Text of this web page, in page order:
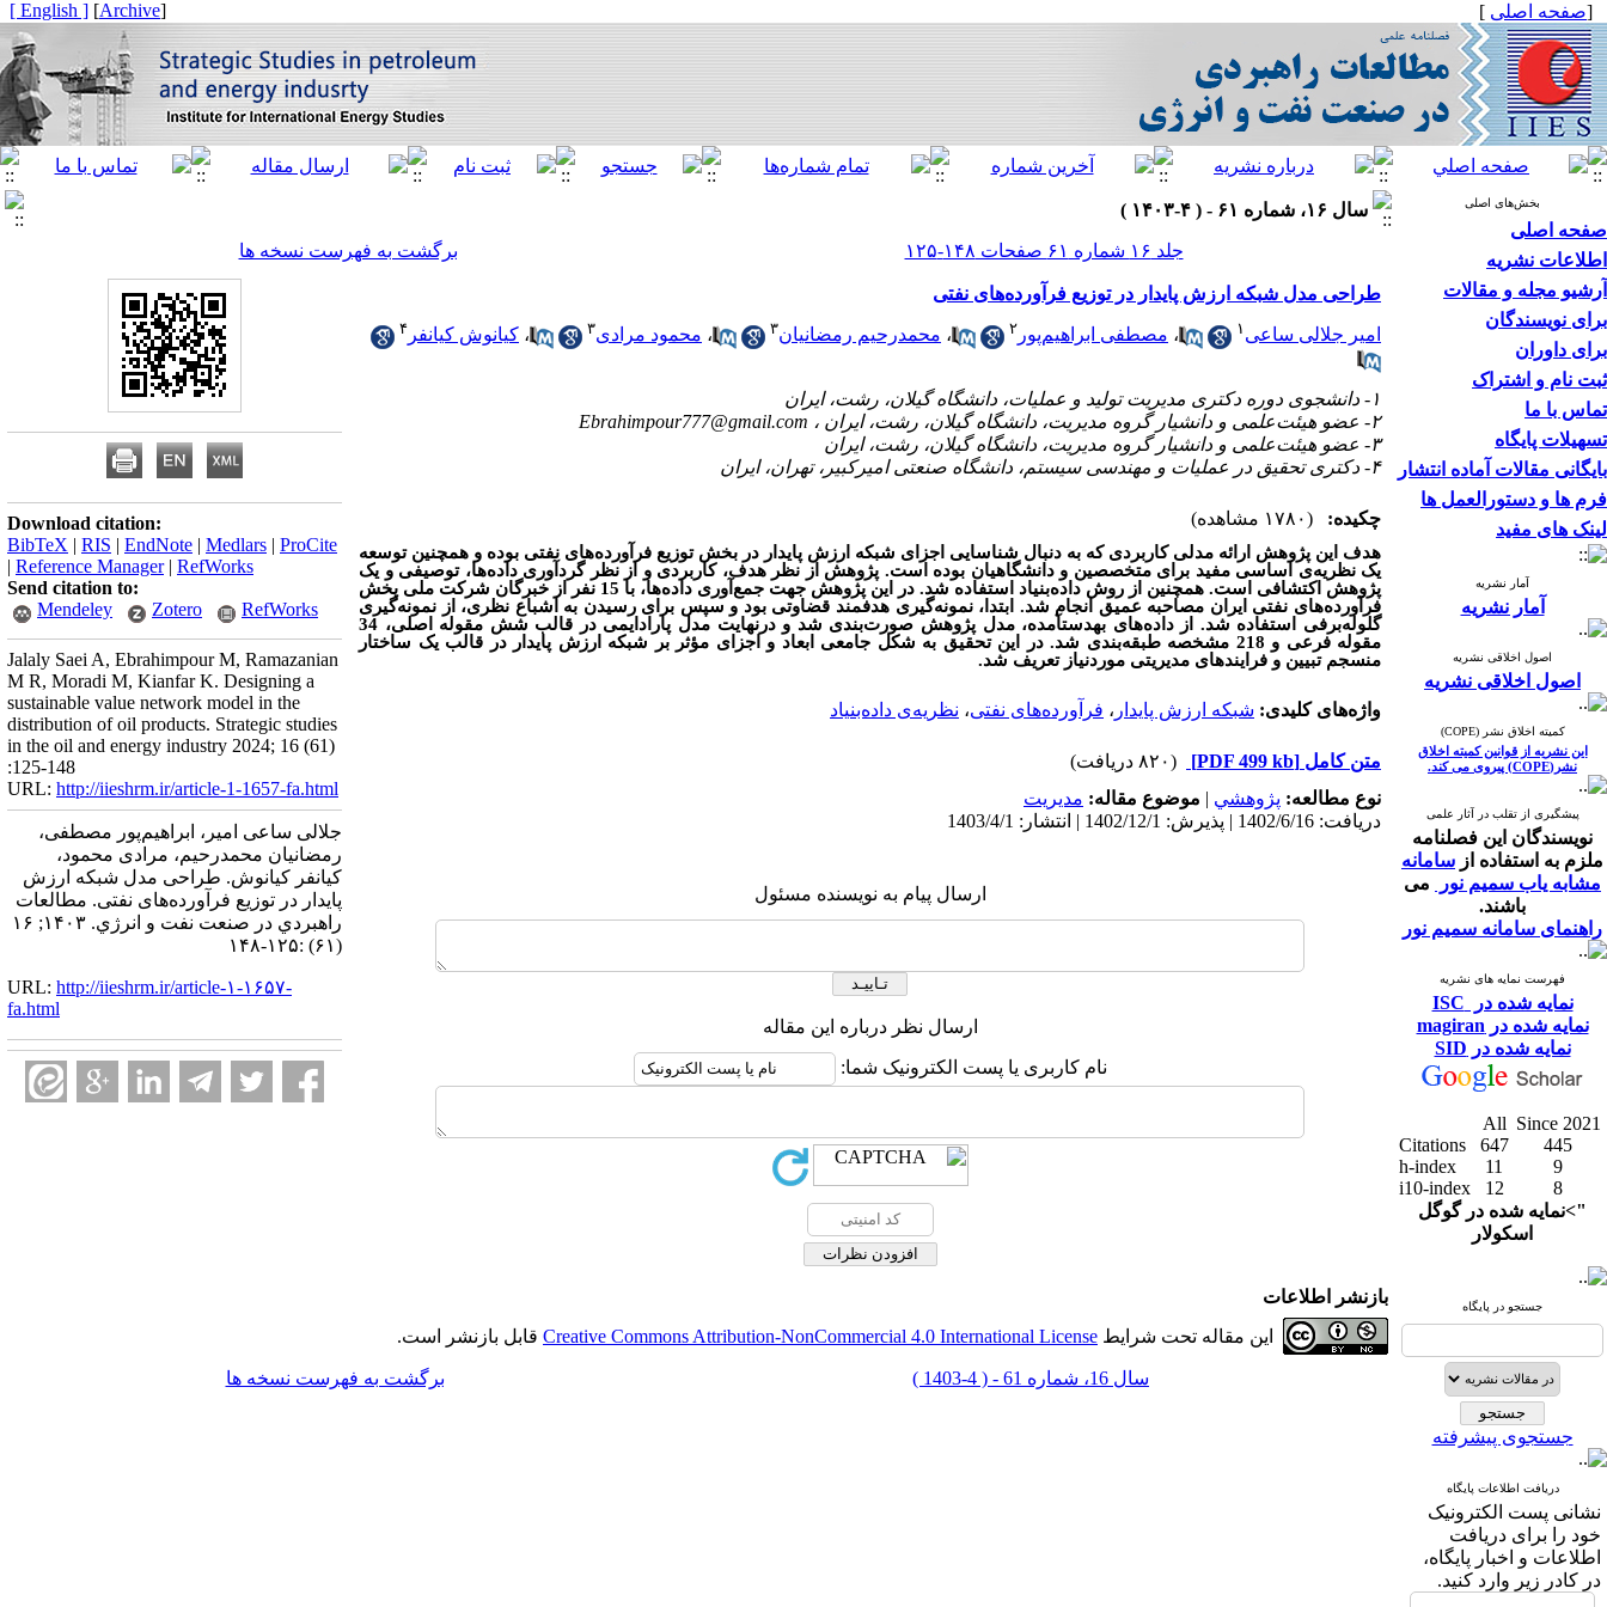
[صفحه اصلی ]
[
Archive
]
[ English ]
بخش‌های اصلی
صفحه اصلی
اطلاعات نشریه
آرشیو مجله و مقالات
برای نویسندگان
برای داوران
ثبت نام و اشتراک
تماس با ما
تسهیلات پایگاه
بایگانی مقالات آماده انتشار
فرم ها و دستورالعمل ها
لینک های مفید
آمار نشریه
آمار نشریه
اصول اخلاقی نشریه
اصول اخلاقی نشریه
کمیته اخلاق نشر (COPE)
این نشریه از قوانین کمیته اخلاق
نشر(COPE) پیروی می کند.
پیشگیری از تقلب در آثار علمی
نویسندگان این فصلنامه
ملزم به استفاده از سامانه
مشابه یاب سمیم نور
می
باشند.
راهنمای سامانه سمیم نور
فهرست نمایه های نشریه
نمایه شده در ISC
نمایه شده در magiran
نمایه شده در SID
All Since 2021
Citations
647
445
h-index
11
9
i10-index
12
8
">نمایه شده در گوگل
اسکولار
جستجو در پایگاه
جستجوی پیشرفته
دریافت اطلاعات پایگاه
نشانی پست الکترونیک
خود را برای دریافت
اطلاعات و اخبار پایگاه،
در کادر زیر وارد کنید.
سال ۱۶، شماره ۶۱ - ( ۴-۱۴۰۳ )
جلد ۱۶ شماره ۶۱ صفحات ۱۴۸-۱۲۵
برگشت به فهرست نسخه ها
طراحی مدل شبکه ارزش پایدار در توزیع فرآورده‌های نفتی
امیر جلالی ساعی ۱ ، مصطفی ابراهیم‌پور ۲ ، محمدرحیم رمضانیان۳ ، محمود مرادی۳ ، کیانوش کیانفر ۴
۱- دانشجوی دوره دکتری مدیریت تولید و عملیات، دانشگاه گیلان، رشت، ایران
۲- عضو هیئت‌علمی و دانشیار گروه مدیریت، دانشگاه گیلان، رشت، ایران ،
Ebrahimpour777@gmail.com
۳- عضو هیئت‌علمی و دانشیار گروه مدیریت، دانشگاه گیلان، رشت، ایران
۴- دکتری تحقیق در عملیات و مهندسی سیستم، دانشگاه صنعتی امیرکبیر، تهران، ایران
چکیده: (۱۷۸۰ مشاهده)
هدف این پژوهش ارائه مدلی کاربردی که به دنبال شناسایی اجزای شبکه ارزش پایدار در بخش توزیع فرآورده‌های نفتی بوده و همچنین توسعه
یک نظریه‌ی اساسی مفید برای متخصصین و دانشگاهیان بوده است. پژوهش از نظر هدف، کاربردی و از نظر گردآوری داده‌ها، توصیفی و یک
پژوهش اکتشافی است. همچنین از روش داده‌بنیاد استفاده شد. در این پژوهش جهت جمع‌آوری داده‌ها، با 15 نفر از خبرگان شرکت ملی پخش
فرآورده‌های نفتی ایران مصاحبه عمیق انجام شد. ابتدا، نمونه‌گیری هدفمند قضاوتی بود و سپس برای رسیدن به اشباع نظری، از نمونه‌گیری
گلوله‌برفی استفاده شد. از داده‌های به‏دست‏آمده، مدل پژوهش صورت‌بندی شد و درنهایت مدل پارادایمی در قالب شش مقوله اصلی، 34
مقوله فرعی و 218 مشخصه طبقه‌بندی شد. در این تحقیق به شکل جامعی ابعاد و اجزای مؤثر بر شبکه ارزش پایدار در قالب یک ساختار
منسجم تبیین و فرایندهای مدیریتی موردنیاز تعریف شد.
واژه‌های کلیدی: شبکه ارزش پایدار ، فرآورده‌های نفتی، نظریه‌ی داده‌بنیاد
متن کامل [PDF 499 kb]
(۸۲۰ دریافت)
نوع مطالعه: پژوهشي | موضوع مقاله: مديريت
دریافت: 1402/6/16 | پذیرش: 1402/12/1 | انتشار: 1403/4/1
ارسال پیام به نویسنده مسئول
ارسال نظر درباره این مقاله
نام کاربری یا پست الکترونیک شما:
Download citation:
BibTeX | RIS | EndNote | Medlars | ProCite
| Reference Manager| RefWorks
Send citation to:
Mendeley
Zotero RefWorks
Jalaly Saei A, Ebrahimpour M, Ramazanian
M R, Moradi M, Kianfar K. Designing a
sustainable value network model in the
distribution of oil products. Strategic studies
in the oil and energy industry 2024; 16 (61)
:125-148
URL: http://iieshrm.ir/article-1-1657-fa.html
جلالی ساعی امیر، ابراهیم‌پور مصطفی،
رمضانیان محمدرحیم، مرادی محمود،
کیانفر کیانوش. طراحی مدل شبکه ارزش
پایدار در توزیع فرآورده‌های نفتی. مطالعات
راهبردي در صنعت نفت و انرژي. ۱۴۰۳; ۱۶
(۶۱) :۱۲۵-۱۴۸
URL: http://iieshrm.ir/article-۱-۱۶۵۷-
fa.html
بازنشر اطلاعات
این مقاله تحت شرایط Creative Commons Attribution-NonCommercial 4.0 International License قابل بازنشر است.
سال 16، شماره 61 - ( 4-1403 ) برگشت به فهرست نسخه ها